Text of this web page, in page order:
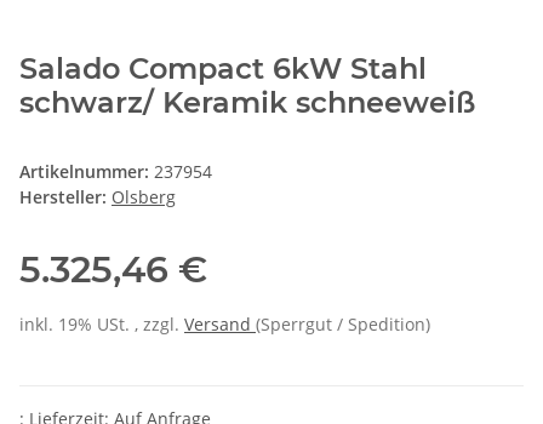
Salado Compact 6kW Stahl
schwarz/ Keramik schneeweiß
Artikelnummer: 237954
Hersteller: Olsberg
5.325,46 €
inkl. 19% USt. , zzgl. Versand (Sperrgut / Spedition)
: Lieferzeit: Auf Anfrage